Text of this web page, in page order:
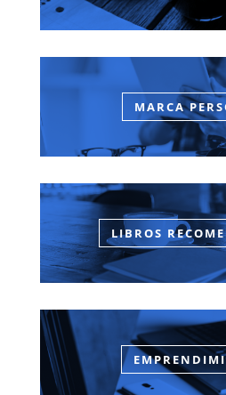
MARCA
LIBROS